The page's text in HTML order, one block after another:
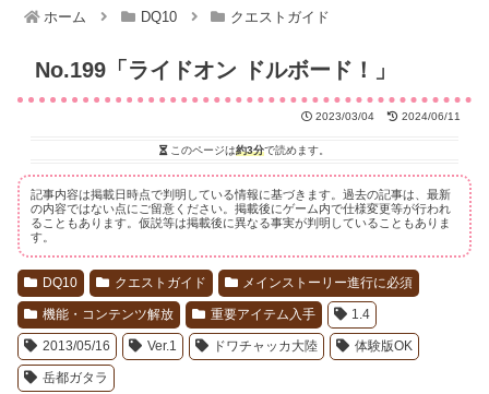
ホーム DQ10 クエストガイド
No.199「ライドオン ドルボード！」
2023/03/04 2024/06/11
このページは約3分で読めます。
記事内容は掲載日時点で判明している情報に基づきます。過去の記事は、最新
の内容ではない点にご留意ください。掲載後にゲーム内で仕様変更等が行われ
ることもあります。仮説等は掲載後に異なる事実が判明していることもありま
す。
DQ10 クエストガイド メインストーリー進行に必須
機能・コンテンツ解放 重要アイテム入手 1.4
2013/05/16 Ver.1 ドワチャッカ大陸 体験版OK
岳都ガタラ